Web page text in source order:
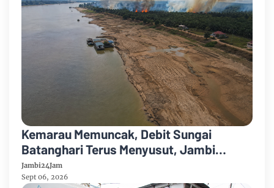
Kemarau Memuncak, Debit Sungai
Batanghari Terus Menyusut, Jambi
Hadapi Ancaman Krisis Air Bersih dan
Karhutla
Jambi24Jam
Sept 06, 2026